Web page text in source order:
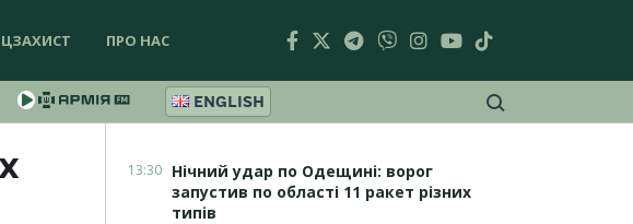
ПРО НАС
ENGLISH
13:30 Нічний удар по Одещині: ворог
запустив по області 11 ракет різних
типів